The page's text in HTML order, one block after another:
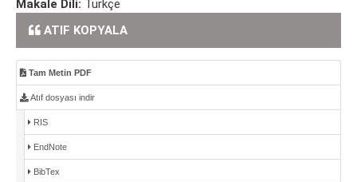
Makale Dili: Türkçe
ATIF KOPYALA
Tam Metin PDF
Atıf dosyası indir
RIS
EndNote
BibTex